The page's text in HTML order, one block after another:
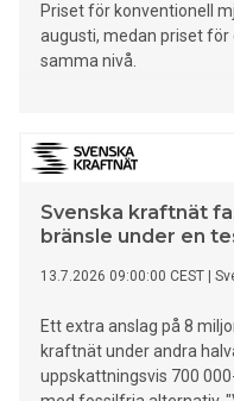
Priset för konventionell
augusti, medan priset för
samma nivå.
Svenska kraftnät
bränsle under en
13.7.2026 09:00:00 CEST
Ett extra anslag på 8
kraftnät under andra
uppskattningsvis 700